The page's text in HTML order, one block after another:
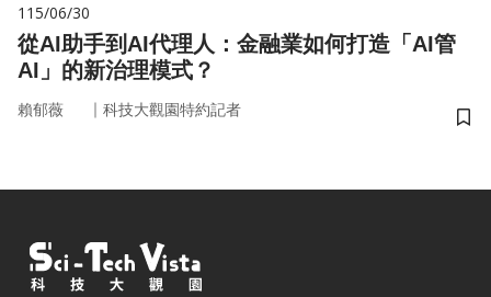
115/06/30
從AI助手到AI代理人：金融業如何打造「AI管
AI」的新治理模式？
賴郁薇 ｜ 科技大觀園特約記者
儲